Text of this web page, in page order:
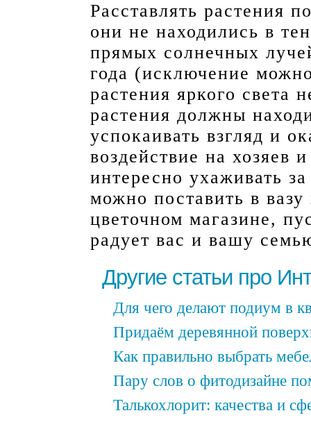
Расставлять растения
они не находились в
прямых солнечных
года (исключение
растения яркого света
растения должны
успокаивать взгляд и
воздействие на хозяев
интересно ухаживать
можно поставить в
цветочном магазине,
радует вас и вашу
Другие статьи про
Для чего делают подиум в
Придаём деревянной
Как правильно выбрать
Пару слов о фитодизайне
Талькохлорит: качества и